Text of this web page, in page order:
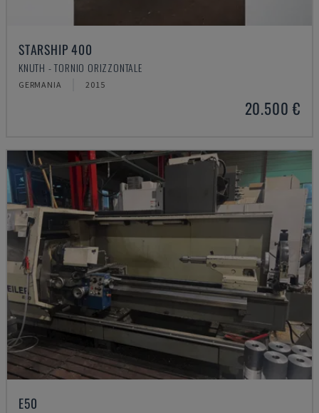
STARSHIP 400
KNUTH - TORNIO ORIZZONTALE
GERMANIA 2015
20.500 €
E50